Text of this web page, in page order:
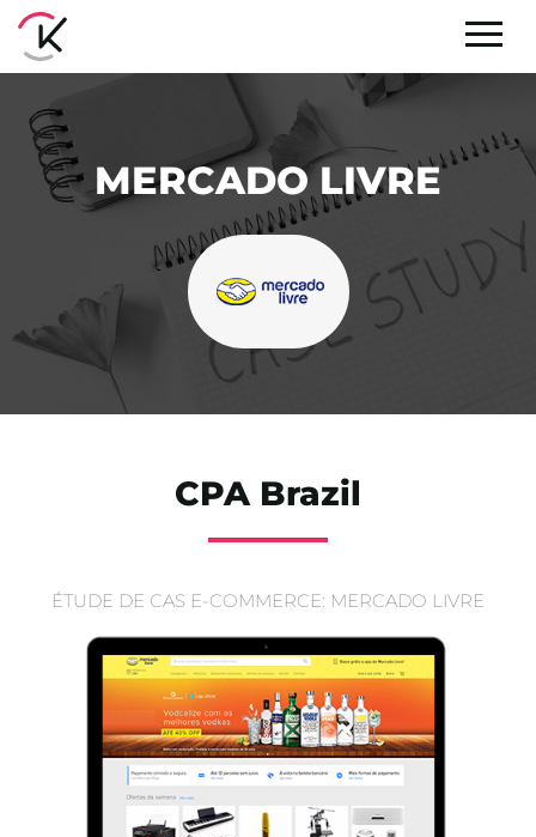
MERCADO LIVRE
CPA Brazil
ÉTUDE DE CAS E-COMMERCE: MERCADO LIVRE